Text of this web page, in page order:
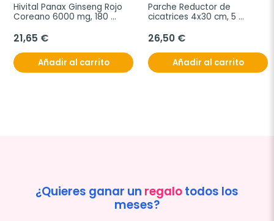
Hivital Panax Ginseng Rojo
Coreano 6000 mg, 180
21,65 €
Añadir al carrito
Parche Reductor de
cicatrices 4x30 cm, 5
26,50 €
Añadir al carrito
¿Quieres ganar un regalotodos los
meses?